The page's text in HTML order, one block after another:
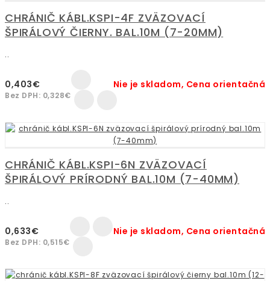
CHRÁNIČ KÁBL.KSPI-4F ZVÄZOVACÍ
ŠPIRÁLOVÝ ČIERNY. BAL.10M (7-20MM)
..
0,403€
Bez DPH: 0,328€
Nie je skladom, Cena orientačná
CHRÁNIČ KÁBL.KSPI-6N ZVÄZOVACÍ
ŠPIRÁLOVÝ PRÍRODNÝ BAL.10M (7-40MM)
..
0,633€
Bez DPH: 0,515€
Nie je skladom, Cena orientačná